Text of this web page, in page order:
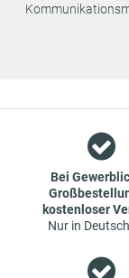
Einzelhandels für
liegt bei
Marken-
Konditionen an.
das gewünschte
nicht finden, Sie
garantiert
Bei
kostenloser
Nur in